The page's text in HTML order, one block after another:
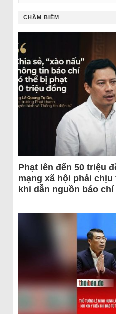
CHÂM BIẾM
Phạt lên đến 50 triệu
mạng xã hội phải
khi dẫn nguồn báo chí